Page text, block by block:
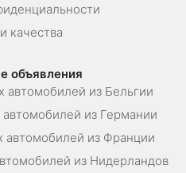
качества
объявления
из Бельгии
из Германии
из Франции
из Нидерландов